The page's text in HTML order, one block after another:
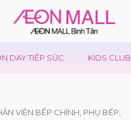
TIẾP SỨC KIDS CLUB -
VIÊN BẾP CHÍNH, PHỤ BẾP,